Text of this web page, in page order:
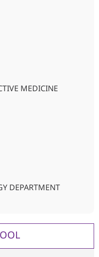
MEDICINE
DEPARTMENT